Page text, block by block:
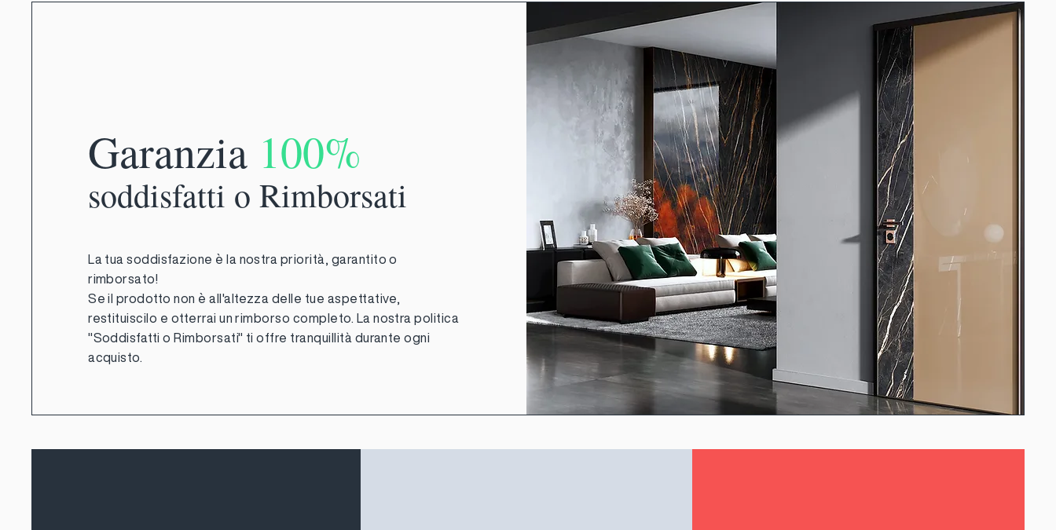
Garanzia 100%
soddisfatti o Rimborsati
La tua soddisfazione è la nostra priorità, garantito o
rimborsato!
Se il prodotto non è all'altezza delle tue aspettative,
restituiscilo e otterrai un rimborso completo. La nostra politica
"Soddisfatti o Rimborsati" ti offre tranquillità durante ogni
acquisto.